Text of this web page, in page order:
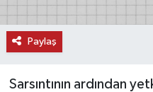
Paylaş
Sarsıntının ardından
SPOR